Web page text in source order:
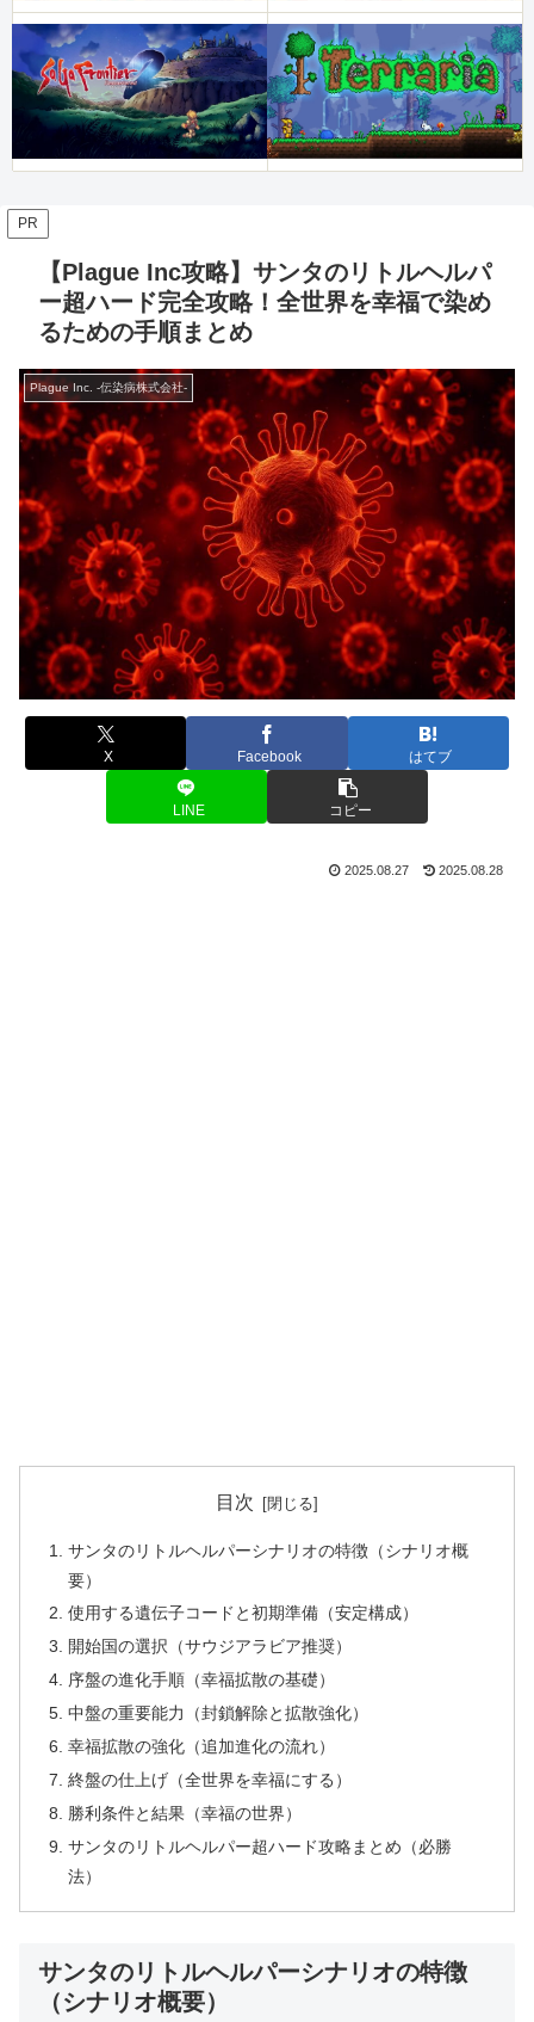
PR
【Plague Inc攻略】サンタのリトルヘルパ
ー超ハード完全攻略！全世界を幸福で染め
るための手順まとめ
Plague Inc. -伝染病株式会社-
X Facebook はてブ
LINE コピー
2025.08.27 2025.08.28
目次
サンタのリトルヘルパーシナリオの特徴（シナリオ概
要）
使用する遺伝子コードと初期準備（安定構成）
開始国の選択（サウジアラビア推奨）
序盤の進化手順（幸福拡散の基礎）
中盤の重要能力（封鎖解除と拡散強化）
幸福拡散の強化（追加進化の流れ）
終盤の仕上げ（全世界を幸福にする）
勝利条件と結果（幸福の世界）
サンタのリトルヘルパー超ハード攻略まとめ（必勝
法）
サンタのリトルヘルパーシナリオの特徴
（シナリオ概要）